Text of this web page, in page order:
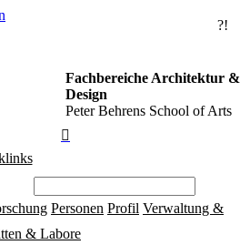
?!
Fachbereiche Architektur &
Design
Peter Behrens School of Arts

Personen Profil Verwaltung &
& Labore